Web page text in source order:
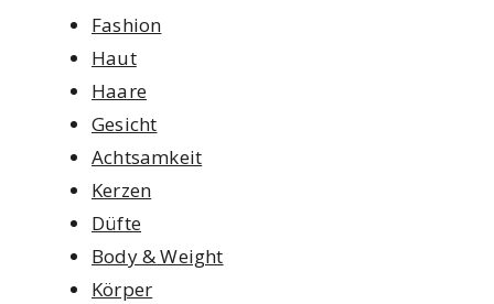
Fashion
Haut
Haare
Gesicht
Achtsamkeit
Kerzen
Düfte
Body & Weight
Körper